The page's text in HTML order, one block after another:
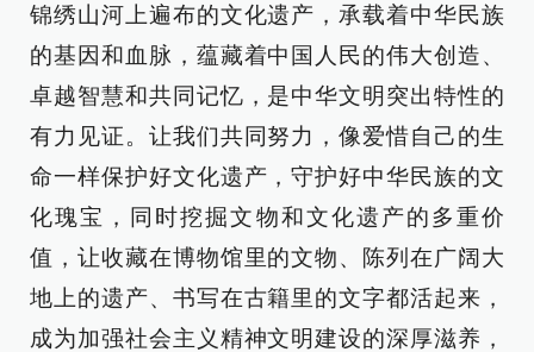
锦绣山河上遍布的文化遗产，承载着中华民族
的基因和血脉，蕴藏着中国人民的伟大创造、
卓越智慧和共同记忆，是中华文明突出特性的
有力见证。让我们共同努力，像爱惜自己的生
命一样保护好文化遗产，守护好中华民族的文
化瑰宝，同时挖掘文物和文化遗产的多重价
值，让收藏在博物馆里的文物、陈列在广阔大
地上的遗产、书写在古籍里的文字都活起来，
成为加强社会主义精神文明建设的深厚滋养，